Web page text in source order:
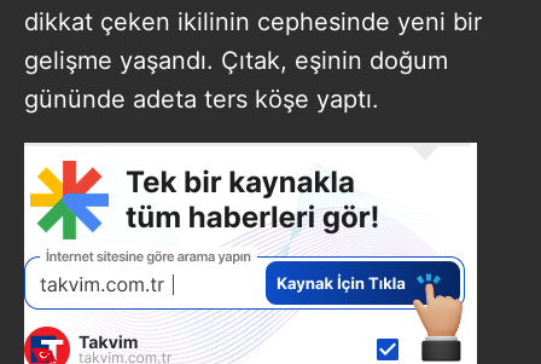
dikkat çeken ikilinin cephesinde yeni bir
gelişme yaşandı. Çıtak, eşinin doğum
gününde adeta ters köşe yaptı.